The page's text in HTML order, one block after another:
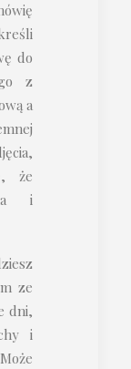
do
z
a
że
i
ze
dni,
i